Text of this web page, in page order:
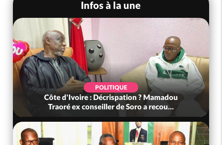
Infos à la une
POLITIQUE
Côte d'Ivoire : Décrispation ? Mamadou
Traoré ex conseiller de Soro a recou...